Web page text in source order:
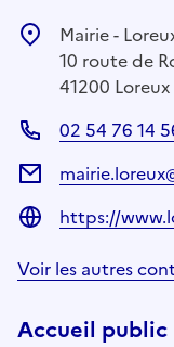
Mairie -
10 route de
41200 Loreux
02 54 76 14
https://
Voir les autres
Accueil public